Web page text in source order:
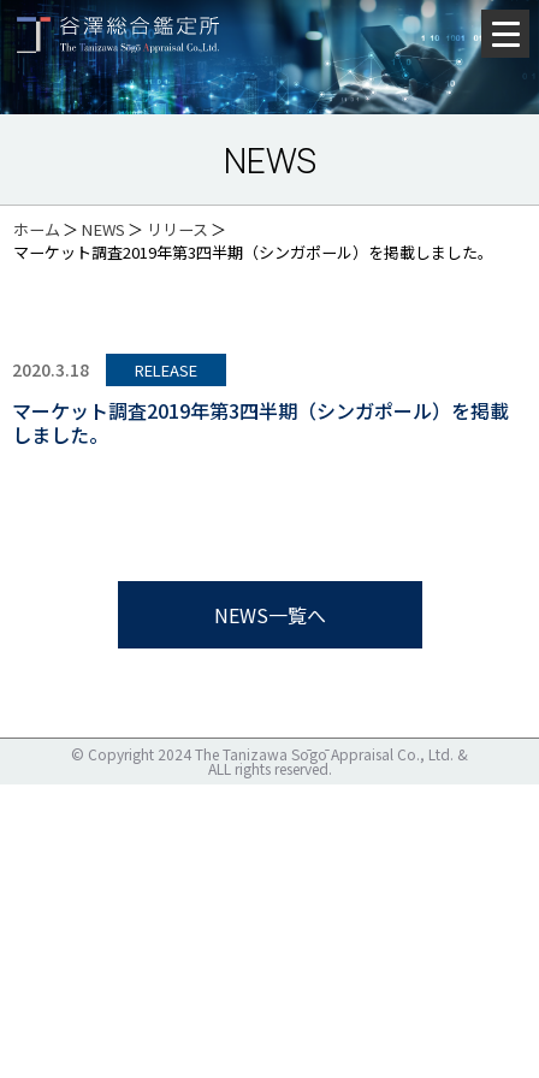
NEWS
ホーム ＞ NEWS ＞ リリース ＞
マーケット調査2019年第3四半期（シンガポール）を掲載しました。
2020.3.18 RELEASE
マーケット調査2019年第3四半期（シンガポール）を掲載
しました。
NEWS一覧へ
© Copyright 2024 The Tanizawa Sōgō Appraisal Co., Ltd. &
ALL rights reserved.